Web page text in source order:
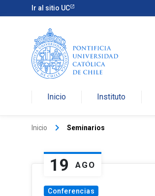
Ir al sitio UC
Inicio Instituto
Inicio keyboard_arrow_right Seminarios
19 AGO
Conferencias